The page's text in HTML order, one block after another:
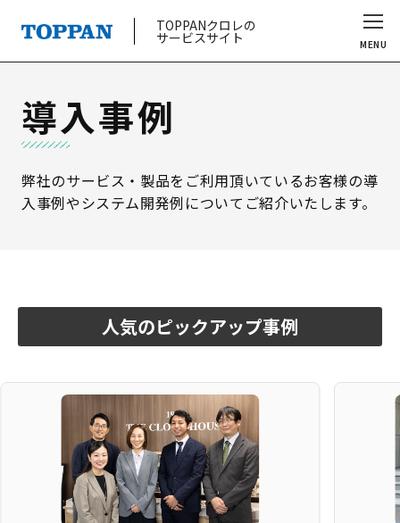
TOPPANクロレの
サービスサイト MENU
導入事例
弊社のサービス・製品をご利用頂いているお客様の導
入事例やシステム開発例についてご紹介いたします。
人気のピックアップ事例